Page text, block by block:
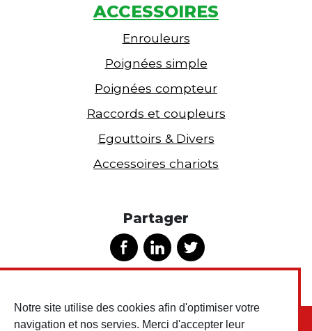
Notre site utilise des cookies afin d'optimiser votre
navigation et nos servies. Merci d'accepter leur
ACCESSOIRES
Enrouleurs
Poignées simple
Poignées compteur
Raccords et coupleurs
Egouttoirs & Divers
Accessoires chariots
Partager